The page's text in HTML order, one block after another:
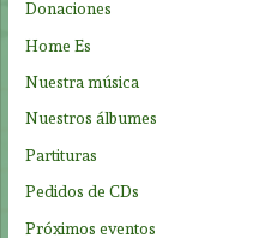
:
Donaciones
Home Es
Nuestra música
Nuestros álbumes
Partituras
Pedidos de CDs
Próximos eventos